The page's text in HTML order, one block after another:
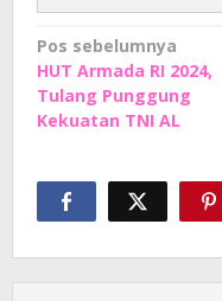
Navigasi
pos
Pos sebelumnya
HUT Armada RI 2024,
Tulang Punggung
Kekuatan TNI AL